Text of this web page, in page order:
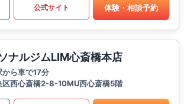
公式サイト 体験・相談予約
ナルジムLIM心斎橋本店
から車で17分
区西心斎橋2-8-10MU西心斎橋5階